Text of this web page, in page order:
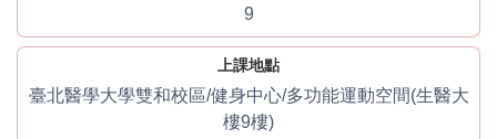
9
上課地點
臺北醫學大學雙和校區/健身中心/多功能運動空間(生醫大
樓9樓)